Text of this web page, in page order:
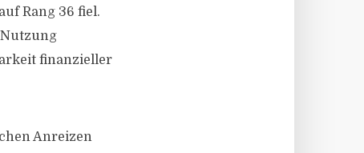
Rang 36 fiel.
finanzieller
Anreizen